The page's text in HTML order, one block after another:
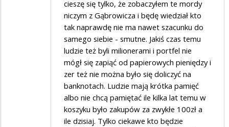
cieszę się tylko, że zobaczyłem te mordy
niczym z Gąbrowicza i będę wiedział kto
tak naprawdę nie ma nawet szacunku do
samego siebie - smutne. Jakiś czas temu
ludzie też byli milionerami i portfel nie
mógł się zapiąć od papierowych pieniędzy i
zer też nie można było się doliczyć na
banknotach. Ludzie mają krótka pamięć
albo nie chcą pamiętać ile kilka lat temu w
koszyku było zakupów za zwykłe 100zł a
ile dzisiaj. Tylko ciekawe kto będzie